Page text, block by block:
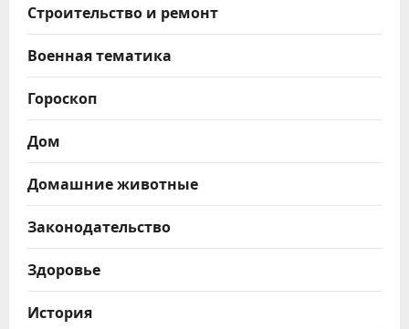
Строительство и ремонт
Военная тематика
Гороскоп
Дом
Домашние животные
Законодательство
Здоровье
История